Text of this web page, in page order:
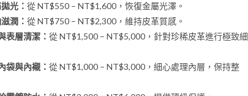
光：從 NT$550 – NT$1,600，恢復金屬光澤。
潤：從 NT$750 – NT$2,300，維持皮革質感。
表層清潔：從 NT$1,500 – NT$5,000，針對珍稀皮革進行極致細
袋與內襯：從 NT$1,000 – NT$3,000，細心處理內層，保持整